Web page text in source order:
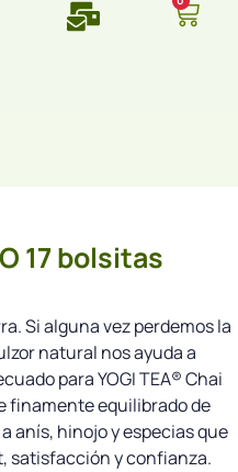
17 bolsitas
Si alguna vez perdemos la
natural nos ayuda a
para YOGI TEA® Chai
finamente equilibrado de
anís, hinojo y especias que
satisfacción y confianza.